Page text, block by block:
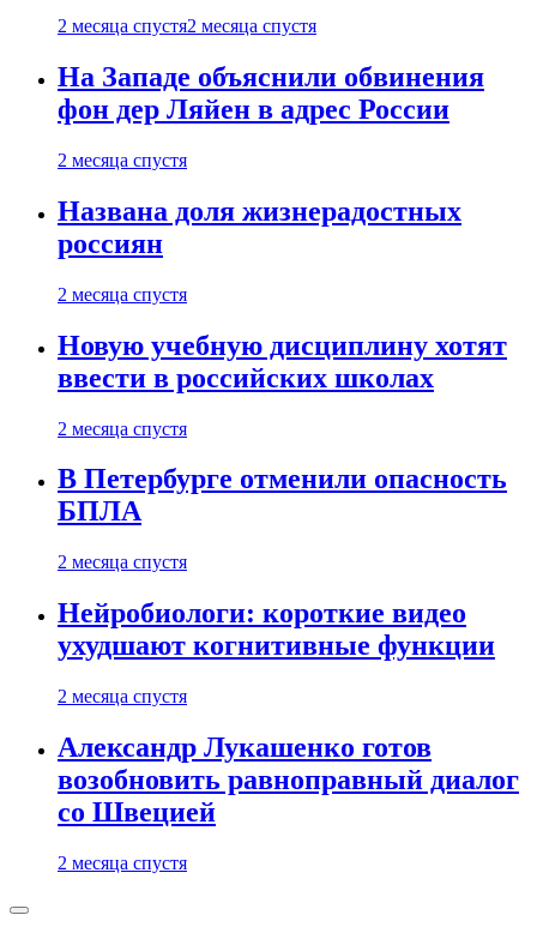
2 месяца спустя2 месяца спустя
На Западе объяснили обвинения
фон дер Ляйен в адрес России
2 месяца спустя
Названа доля жизнерадостных
россиян
2 месяца спустя
Новую учебную дисциплину хотят
ввести в российских школах
2 месяца спустя
В Петербурге отменили опасность
БПЛА
2 месяца спустя
Нейробиологи: короткие видео
ухудшают когнитивные функции
2 месяца спустя
Александр Лукашенко готов
возобновить равноправный диалог
со Швецией
2 месяца спустя